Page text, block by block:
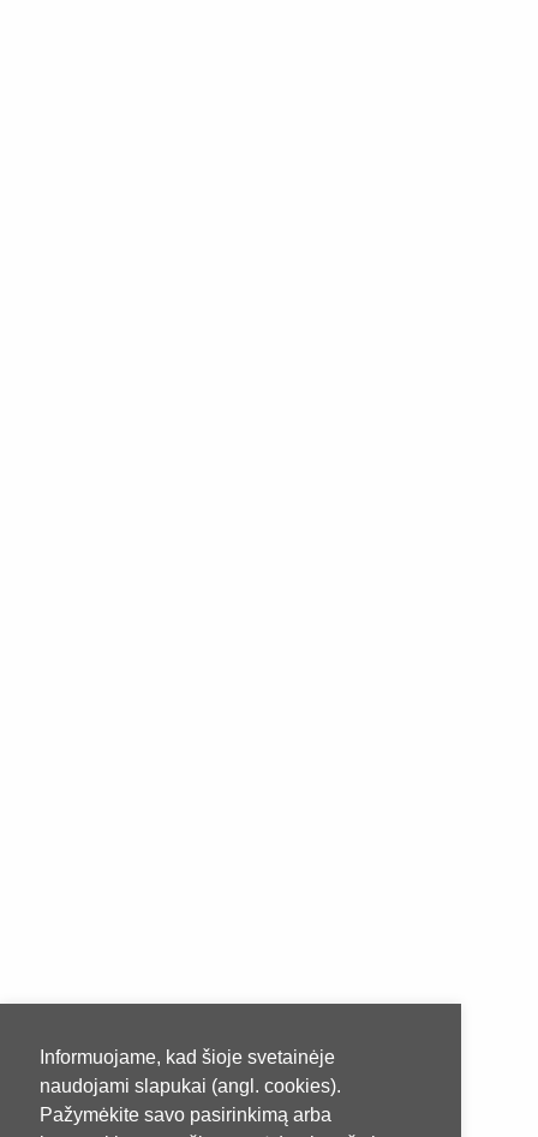
Informuojame, kad šioje svetainėje
naudojami slapukai (angl. cookies).
Pažymėkite savo pasirinkimą arba